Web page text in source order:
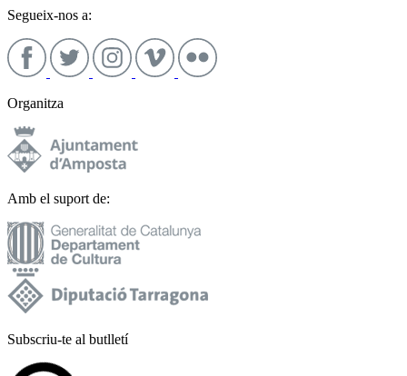
Segueix-nos a:
Organitza
Amb el suport de:
Subscriu-te al butlletí